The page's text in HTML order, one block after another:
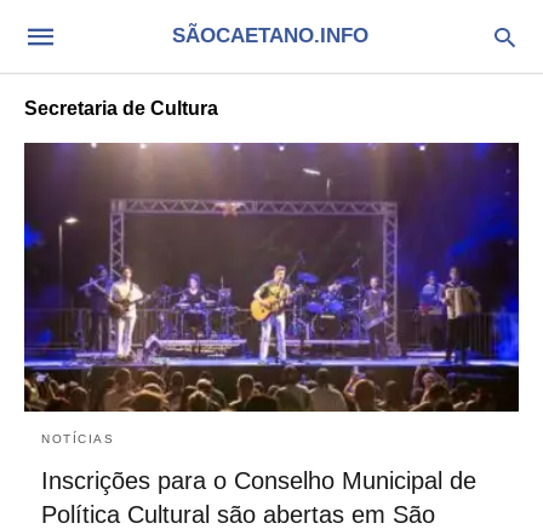
SÃOCAETANO.INFO
Secretaria de Cultura
NOTÍCIAS
Inscrições para o Conselho Municipal de
Política Cultural são abertas em São